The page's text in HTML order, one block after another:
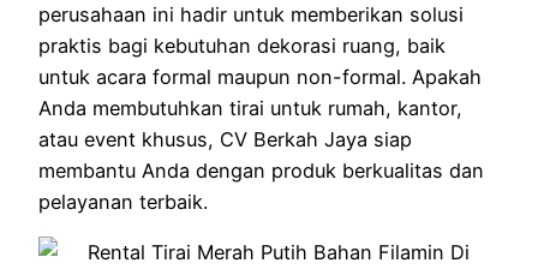
perusahaan ini hadir untuk memberikan solusi
praktis bagi kebutuhan dekorasi ruang, baik
untuk acara formal maupun non-formal. Apakah
Anda membutuhkan tirai untuk rumah, kantor,
atau event khusus, CV Berkah Jaya siap
membantu Anda dengan produk berkualitas dan
pelayanan terbaik.